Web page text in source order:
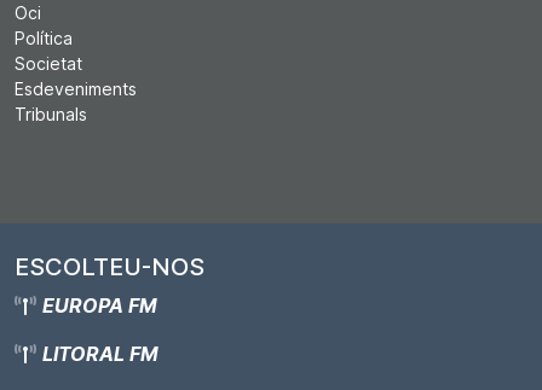
Oci
Política
Societat
Esdeveniments
Tribunals
ESCOLTEU-NOS
EUROPA FM
LITORAL FM